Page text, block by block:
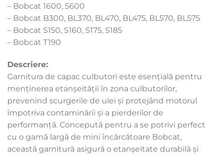
– Bobcat 1600, 5600
– Bobcat B300, BL370, BL470, BL475, BL570, BL575
– Bobcat S150, S160, S175, S185
– Bobcat T190
Descriere:
Garnitura de capac culbutori este esențială pentru
menținerea etanșeității în zona culbutorilor,
prevenind scurgerile de ulei și protejând motorul
împotriva contaminării și a pierderilor de
performanță. Concepută pentru a se potrivi perfect
cu o gamă largă de mini încărcătoare Bobcat,
această garnitură asigură o etanșeitate durabilă și